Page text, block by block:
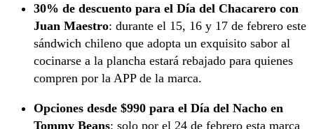
30% de descuento para el Día del Chacarero con
Juan Maestro: durante el 15, 16 y 17 de febrero este
sándwich chileno que adopta un exquisito sabor al
cocinarse a la plancha estará rebajado para quienes
compren por la APP de la marca.
Opciones desde $990 para el Día del Nacho en
Tommy Beans: solo por el 24 de febrero esta marca